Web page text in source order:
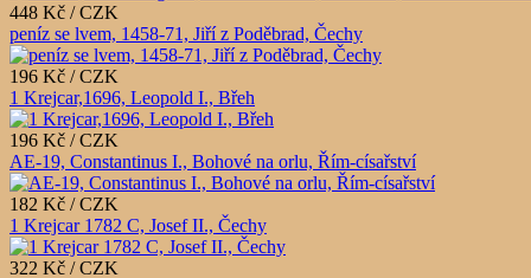
448 Kč / CZK
peníz se lvem, 1458-71, Jiří z Poděbrad, Čechy
196 Kč / CZK
1 Krejcar,1696, Leopold I., Břeh
196 Kč / CZK
AE-19, Constantinus I., Bohové na orlu, Řím-císařství
182 Kč / CZK
1 Krejcar 1782 C, Josef II., Čechy
322 Kč / CZK